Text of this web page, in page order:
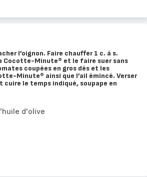
l’oignon. Faire chauffer 1 c. à s.
Cocotte-Minute® et le faire suer sans
coupées en gros dés et les
Minute® ainsi que l’ail émincé. Verser
cuire le temps indiqué, soupape en
d'olive